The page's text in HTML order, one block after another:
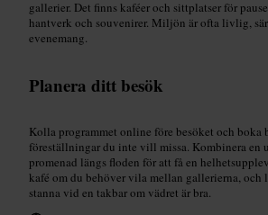
gallerier. Det finns kaféer och sittplatser för
hantverk och souvenirer. Miljön är ofta livlig,
evenemang.
Planera ditt besök
Kolla programmet online före besöket och
föreställningar du inte vill missa. Kombinera en
promenad längs floden för att få en
kafé om du behöver vila mellan gallerierna, och
stanna vid en takbar om vädret är bra.